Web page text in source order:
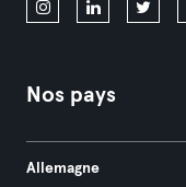
Nos pays
Allemagne